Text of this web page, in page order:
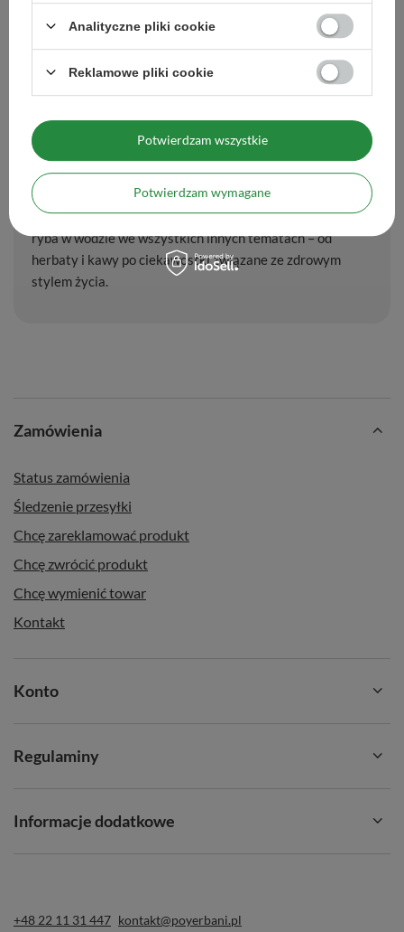
Autor:
MARCIN (CZŁOWIEK OD WSZYSTKIEGO)
teamie. Twierdzi, że nie lubi yerba mate i sami
zastanawiamy się, jak do nas trafił, ale ostatnio
przyłapaliśmy go jak ukradkiem popijał Verde Mate na
magazynie i najwyraźniej mu posmakowało. Czasem pisze
o yerbie (jak go zmusimy), ale zdecydowanie czuje się jak
ryba w wodzie we wszystkich innych tematach – od
herbaty i kawy po ciekawostki związane ze zdrowym
stylem życia.
Zamówienia
Status zamówienia
Śledzenie przesyłki
Chcę zareklamować produkt
Chcę zwrócić produkt
Chcę wymienić towar
Kontakt
Konto
Regulaminy
Informacje dodatkowe
+48 22 11 31 447 kontakt@poyerbani.pl
Analityczne pliki cookie
Reklamowe pliki cookie
Potwierdzam wymagane
Potwierdzam wszystkie